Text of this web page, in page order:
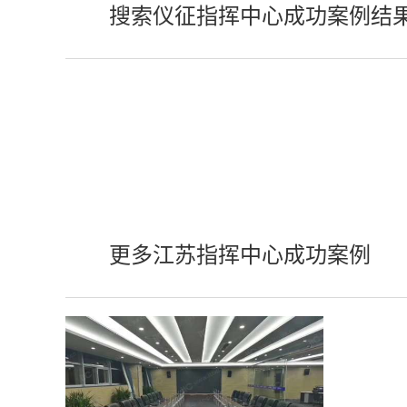
搜索仪征指挥中心成功案例结
更多江苏指挥中心成功案例